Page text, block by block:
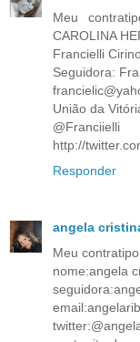
Meu
CAROLINA
Francielli
Seguidora:
União da
@Franciielli
http://
Responder
angela
Meu
nome:angela